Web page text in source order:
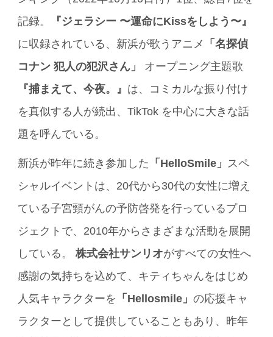
記録。
『ジェラシー 〜運命にKissをしよう〜』
に収録されている、新浜が歌うアニメ
「名探偵
コナン 犯人の犯沢さん」
オープニング主題歌
『捕まえて、今夜。』 は、コミカルな振り付け
を真似する人が続出、TikTok を中心に大きな話
題を呼んでいる。
新浜が昨年に続き参加した 「HelloSmile」 スペ
シャルイベントは、20代から30代の女性に増え
ている子宮頸がんの予防啓発を行っているプロ
ジェクトで、2010年からさまざまな活動を展開
している。
株式会社サンリオがすべての女性へ
感謝の気持ちを込めて、キティちゃんをはじめ
人気キャラクターを 「Hellosmile」の応援キャ
ラクターとして提供していることもあり、昨年